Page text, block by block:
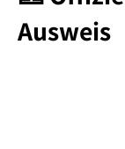
Ausweis